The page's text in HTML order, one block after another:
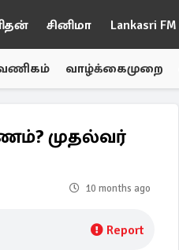
சினிமா Lankasri FM
வாழ்க்கைமுறை
முதல்வர்
10 months ago
Report